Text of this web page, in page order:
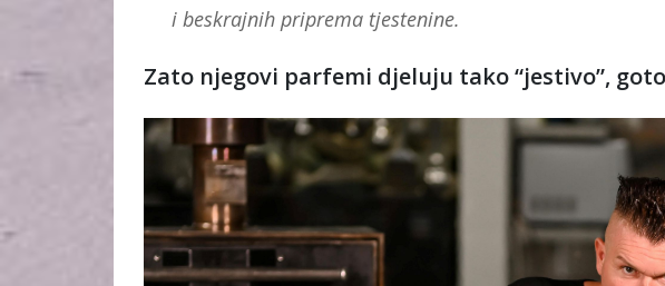
i beskrajnih priprema tjestenine.
Zato njegovi parfemi djeluju tako “jestivo”,